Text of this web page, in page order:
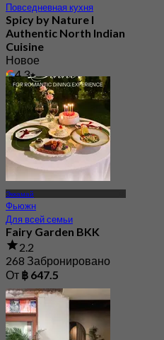
Повседневная кухня
Spicy by Nature l
Authentic North Indian
Cuisine
Новое
4.3
От฿ 417.5
Эккамай
Фьюжн
Для всей семьи
Fairy Garden BKK
2.2
268 Забронировано
От ฿ 647.5